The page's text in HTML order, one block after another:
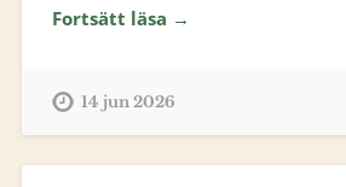
Fortsätt läsa →
14 jun 2026